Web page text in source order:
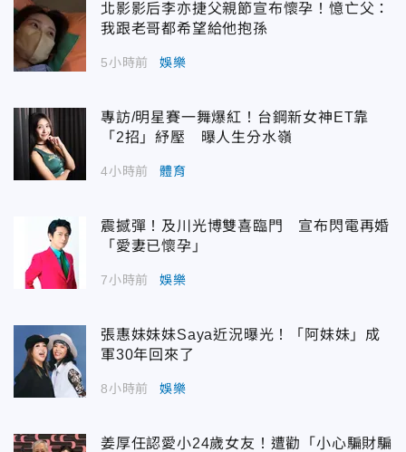
北影影后李亦捷父親節宣布懷孕！憶亡父：
我跟老哥都希望給他抱孫
5小時前 娛樂
專訪/明星賽一舞爆紅！台鋼新女神ET靠
「2招」紓壓 曝人生分水嶺
4小時前 體育
震撼彈！及川光博雙喜臨門 宣布閃電再婚
「愛妻已懷孕」
7小時前 娛樂
張惠妹妹妹Saya近況曝光！「阿妹妹」成
軍30年回來了
8小時前 娛樂
姜厚任認愛小24歲女友！遭勸「小心騙財騙